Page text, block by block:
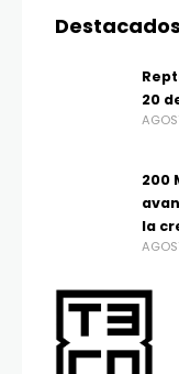
Destacados
20
200
la